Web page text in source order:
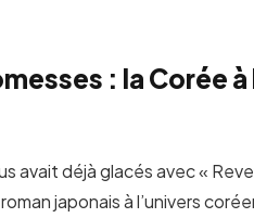
: la Corée à
avait déjà glacés avec «
japonais à l’univers